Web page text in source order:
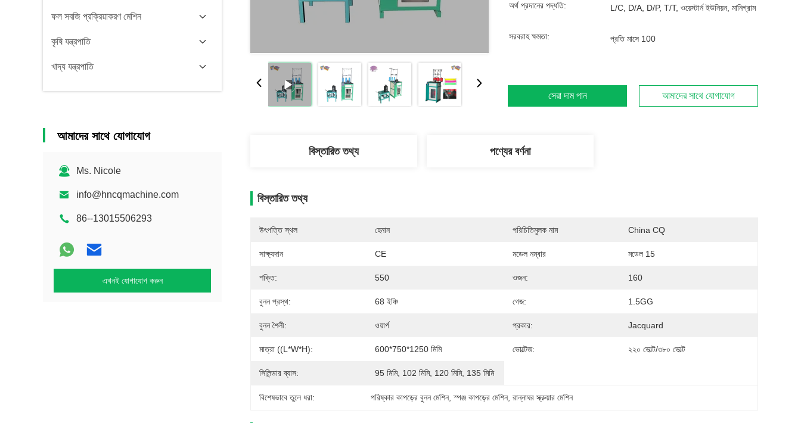
ফল সবজি প্রক্রিয়াকরণ মেশিন
কৃষি যন্ত্রপাতি
খাদ্য যন্ত্রপাতি
আমাদের সাথে যোগাযোগ
Ms. Nicole
info@hncqmachine.com
86--13015506293
এখনই যোগাযোগ করুন
অর্থ প্রদানের পদ্ধতি: L/C, D/A, D/P, T/T, ওয়েস্টার্ন ইউনিয়ন, মানিগ্রাম
সরবরাহ ক্ষমতা: প্রতি মাসে 100
সেরা দাম পান আমাদের সাথে যোগাযোগ
বিস্তারিত তথ্য পণ্যের বর্ণনা
বিস্তারিত তথ্য
উৎপত্তি স্থল হেনান পরিচিতিমুলক নাম China CQ
সাক্ষ্যদান CE মডেল নম্বার মডেল 15
শক্তি: 550 ওজন: 160
বুনন প্রস্থ: 68 ইঞ্চি গেজ: 1.5GG
বুনন শৈলী: ওয়ার্প প্রকার: Jacquard
মাত্রা ((L*W*H): 600*750*1250 মিমি ভোল্টেজ: ২২০ ভোল্ট/৩৮০ ভোল্ট
সিলিন্ডার ব্যাস: 95 মিমি, 102 মিমি, 120 মিমি, 135 মিমি
বিশেষভাবে তুলে ধরা: পরিষ্কার কাপড়ের বুনন মেশিন, স্পঞ্জ কাপড়ের মেশিন, রান্নাঘর স্ক্রুয়ার মেশিন